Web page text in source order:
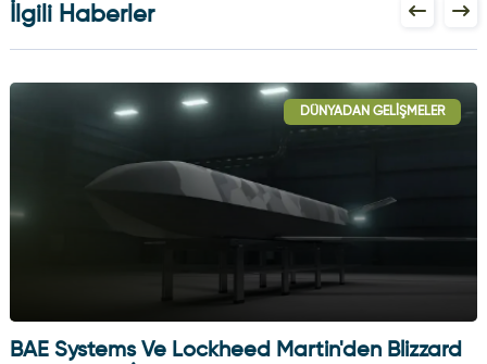
İlgili Haberler
DÜNYADAN GELIŞMELER
BAE Systems Ve Lockheed Martin'den Blizzard